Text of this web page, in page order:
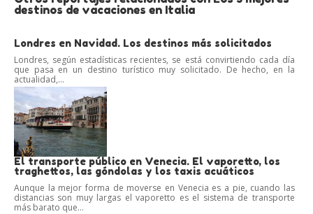
destinos de vacaciones en Italia
Londres en Navidad. Los destinos más solicitados
Londres, según estadísticas recientes, se está convirtiendo cada día
que pasa en un destino turístico muy solicitado. De hecho, en la
actualidad,...
El transporte público en Venecia. El vaporetto, los
traghettos, las góndolas y los taxis acuáticos
Aunque la mejor forma de moverse en Venecia es a pie, cuando las
distancias son muy largas el vaporetto es el sistema de transporte
más barato que...